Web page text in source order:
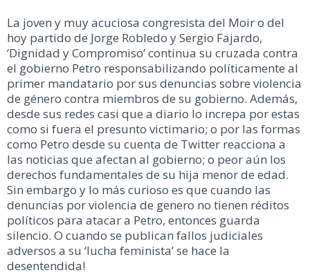
La joven y muy acuciosa congresista del Moir o del
hoy partido de Jorge Robledo y Sergio Fajardo,
‘Dignidad y Compromiso’ continua su cruzada contra
el gobierno Petro responsabilizando políticamente al
primer mandatario por sus denuncias sobre violencia
de género contra miembros de su gobierno. Además,
desde sus redes casi que a diario lo increpa por estas
como si fuera el presunto victimario; o por las formas
como Petro desde su cuenta de Twitter reacciona a
las noticias que afectan al gobierno; o peor aún los
derechos fundamentales de su hija menor de edad.
Sin embargo y lo más curioso es que cuando las
denuncias por violencia de genero no tienen réditos
políticos para atacar a Petro, entonces guarda
silencio. O cuando se publican fallos judiciales
adversos a su ‘lucha feminista’ se hace la
desentendida!